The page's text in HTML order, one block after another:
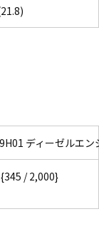
ディーゼルエ
/ 2,000}